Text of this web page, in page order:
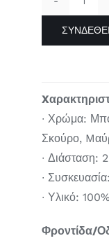
∙ Χρώμα:
Σκούρο,
∙ Διάσταση:
∙
∙ Υλικό:
Φροντίδα/